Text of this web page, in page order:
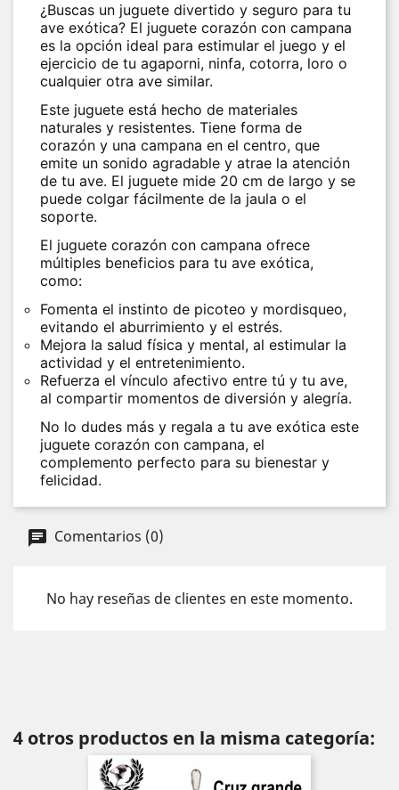
¿Buscas un juguete divertido y seguro para tu
ave exótica? El juguete corazón con campana
es la opción ideal para estimular el juego y el
ejercicio de tu agaporni, ninfa, cotorra, loro o
cualquier otra ave similar.
Este juguete está hecho de materiales
naturales y resistentes. Tiene forma de
corazón y una campana en el centro, que
emite un sonido agradable y atrae la atención
de tu ave. El juguete mide 20 cm de largo y se
puede colgar fácilmente de la jaula o el
soporte.
El juguete corazón con campana ofrece
múltiples beneficios para tu ave exótica,
como:
Fomenta el instinto de picoteo y mordisqueo,
evitando el aburrimiento y el estrés.
Mejora la salud física y mental, al estimular la
actividad y el entretenimiento.
Refuerza el vínculo afectivo entre tú y tu ave,
al compartir momentos de diversión y alegría.
No lo dudes más y regala a tu ave exótica este
juguete corazón con campana, el
complemento perfecto para su bienestar y
felicidad.
Comentarios (0)
No hay reseñas de clientes en este momento.
4 otros productos en la misma categoría: